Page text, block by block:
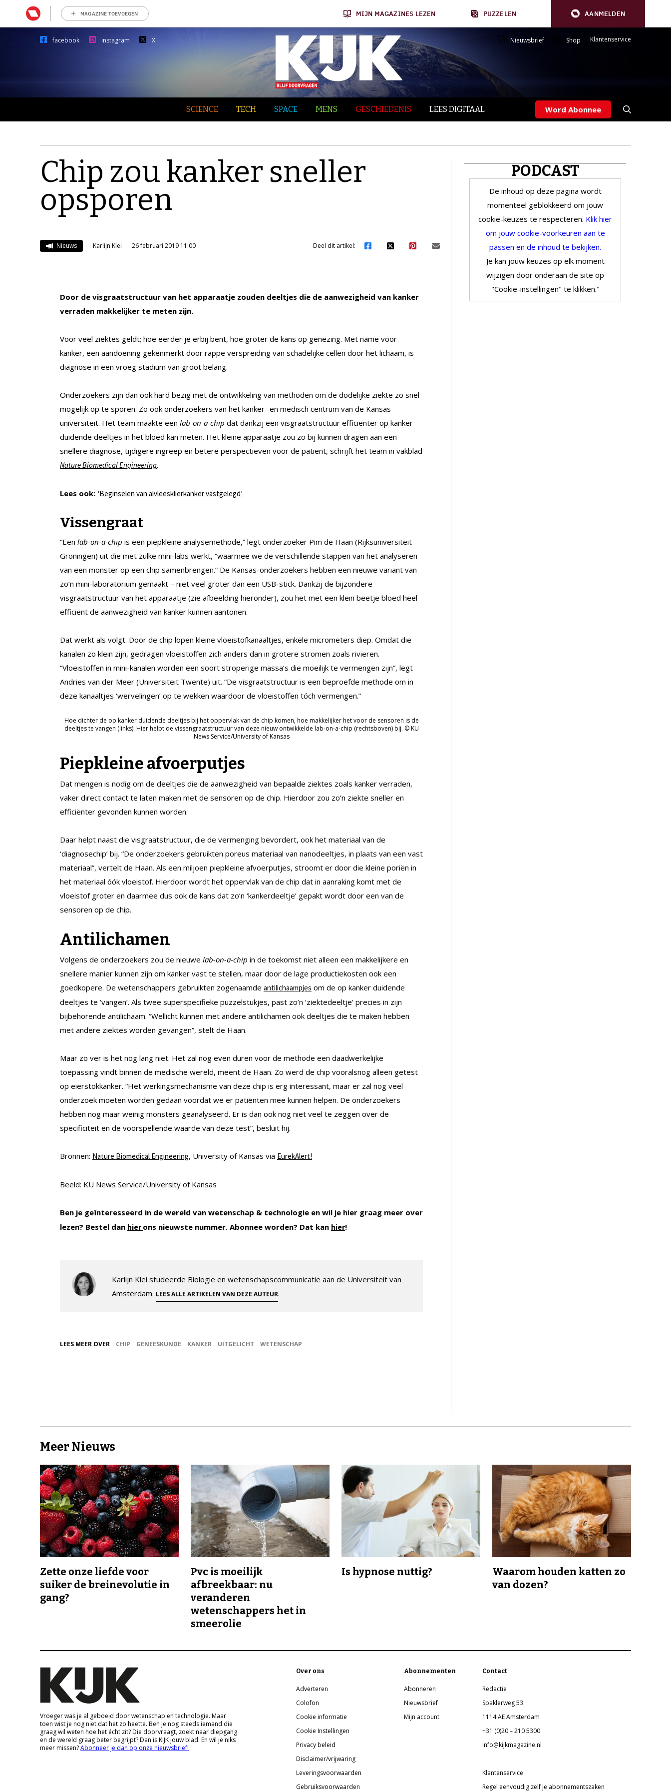
MAGAZINE TOEVOEGEN MIJN MAGAZINES LEZEN PUZZELEN AANMELDEN
facebook instagram X Nieuwsbrief Shop Klantenservice
SCIENCE TECH SPACE MENS GESCHIEDENIS LEES DIGITAAL Word Abonnee
Chip zou kanker sneller
opsporen
Nieuws Karlijn Klei 26 februari 2019 11:00 Deel dit artikel:
Door de visgraatstructuur van het apparaatje zouden deeltjes die de aanwezigheid van kanker
verraden makkelijker te meten zijn.
Voor veel ziektes geldt; hoe eerder je erbij bent, hoe groter de kans op genezing. Met name voor
kanker, een aandoening gekenmerkt door rappe verspreiding van schadelijke cellen door het lichaam, is
diagnose in een vroeg stadium van groot belang.
Onderzoekers zijn dan ook hard bezig met de ontwikkeling van methoden om de dodelijke ziekte zo snel
mogelijk op te sporen. Zo ook onderzoekers van het kanker- en medisch centrum van de Kansas-
universiteit. Het team maakte een lab-on-a-chip dat dankzij een visgraatstructuur efficiënter op kanker
duidende deeltjes in het bloed kan meten. Het kleine apparaatje zou zo bij kunnen dragen aan een
snellere diagnose, tijdigere ingreep en betere perspectieven voor de patiënt, schrijft het team in vakblad
Nature Biomedical Engineering.
Lees ook: ‘Beginselen van alvleesklierkanker vastgelegd’
Vissengraat
“Een lab-on-a-chip is een piepkleine analysemethode,” legt onderzoeker Pim de Haan (Rijksuniversiteit
Groningen) uit die met zulke mini-labs werkt, “waarmee we de verschillende stappen van het analyseren
van een monster op een chip samenbrengen.” De Kansas-onderzoekers hebben een nieuwe variant van
zo’n mini-laboratorium gemaakt – niet veel groter dan een USB-stick. Dankzij de bijzondere
visgraatstructuur van het apparaatje (zie afbeelding hieronder), zou het met een klein beetje bloed heel
efficiënt de aanwezigheid van kanker kunnen aantonen.
Dat werkt als volgt. Door de chip lopen kleine vloeistofkanaaltjes, enkele micrometers diep. Omdat die
kanalen zo klein zijn, gedragen vloeistoffen zich anders dan in grotere stromen zoals rivieren.
“Vloeistoffen in mini-kanalen worden een soort stroperige massa’s die moeilijk te vermengen zijn”, legt
Andries van der Meer (Universiteit Twente) uit. “De visgraatstructuur is een beproefde methode om in
deze kanaaltjes ‘wervelingen’ op te wekken waardoor de vloeistoffen tóch vermengen.”
Hoe dichter de op kanker duidende deeltjes bij het oppervlak van de chip komen, hoe makkelijker het voor de sensoren is de
deeltjes te vangen (links). Hier helpt de vissengraatstructuur van deze nieuw ontwikkelde lab-on-a-chip (rechtsboven) bij. © KU
News Service/University of Kansas
Piepkleine afvoerputjes
Dat mengen is nodig om de deeltjes die de aanwezigheid van bepaalde ziektes zoals kanker verraden,
vaker direct contact te laten maken met de sensoren op de chip. Hierdoor zou zo’n ziekte sneller en
efficiënter gevonden kunnen worden.
Daar helpt naast die visgraatstructuur, die de vermenging bevordert, ook het materiaal van de
‘diagnosechip’ bij. “De onderzoekers gebruikten poreus materiaal van nanodeeltjes, in plaats van een vast
materiaal”, vertelt de Haan. Als een miljoen piepkleine afvoerputjes, stroomt er door die kleine poriën in
het materiaal óók vloeistof. Hierdoor wordt het oppervlak van de chip dat in aanraking komt met de
vloeistof groter en daarmee dus ook de kans dat zo’n ‘kankerdeeltje’ gepakt wordt door een van de
sensoren op de chip.
Antilichamen
Volgens de onderzoekers zou de nieuwe lab-on-a-chip in de toekomst niet alleen een makkelijkere en
snellere manier kunnen zijn om kanker vast te stellen, maar door de lage productiekosten ook een
goedkopere. De wetenschappers gebruikten zogenaamde antilichaampjes om de op kanker duidende
deeltjes te ‘vangen’. Als twee superspecifieke puzzelstukjes, past zo’n ‘ziektedeeltje’ precies in zijn
bijbehorende antilichaam. “Wellicht kunnen met andere antilichamen ook deeltjes die te maken hebben
met andere ziektes worden gevangen”, stelt de Haan.
Maar zo ver is het nog lang niet. Het zal nog even duren voor de methode een daadwerkelijke
toepassing vindt binnen de medische wereld, meent de Haan. Zo werd de chip vooralsnog alleen getest
op eierstokkanker. “Het werkingsmechanisme van deze chip is erg interessant, maar er zal nog veel
onderzoek moeten worden gedaan voordat we er patiënten mee kunnen helpen. De onderzoekers
hebben nog maar weinig monsters geanalyseerd. Er is dan ook nog niet veel te zeggen over de
specificiteit en de voorspellende waarde van deze test”, besluit hij.
Bronnen: Nature Biomedical Engineering, University of Kansas via EurekAlert!
Beeld: KU News Service/University of Kansas
Ben je geïnteresseerd in de wereld van wetenschap & technologie en wil je hier graag meer over
lezen? Bestel dan hier ons nieuwste nummer. Abonnee worden? Dat kan hier!
Karlijn Klei studeerde Biologie en wetenschapscommunicatie aan de Universiteit van
Amsterdam. LEES ALLE ARTIKELEN VAN DEZE AUTEUR.
LEES MEER OVER CHIP GENEESKUNDE KANKER UITGELICHT WETENSCHAP
PODCAST
De inhoud op deze pagina wordt
momenteel geblokkeerd om jouw
cookie-keuzes te respecteren. Klik hier
om jouw cookie-voorkeuren aan te
passen en de inhoud te bekijken.
Je kan jouw keuzes op elk moment
wijzigen door onderaan de site op
"Cookie-instellingen" te klikken."
Meer Nieuws
Zette onze liefde voor
suiker de breinevolutie in
gang?
Pvc is moeilijk
afbreekbaar: nu
veranderen
wetenschappers het in
smeerolie
Is hypnose nuttig?
Waarom houden katten zo
van dozen?
Vroeger was je al geboeid door wetenschap en technologie. Maar
toen wist je nog niet dat het zo heette. Ben je nog steeds iemand die
graag wil weten hoe het écht zit? Die doorvraagt, zoekt naar diepgang
en de wereld graag beter begrijpt? Dan is KIJK jouw blad. En wil je niks
meer missen?Abonneer je dan op onze nieuwsbrief!
Over ons
Adverteren
Colofon
Cookie informatie
Cookie Instellingen
Privacy beleid
Disclaimer/vrijwaring
Leveringsvoorwaarden
Gebruiksvoorwaarden
Abonnementen
Abonneren
Nieuwsbrief
Mijn account
Contact
Redactie
Spaklerweg 53
1114 AE Amsterdam
+31 (0)20 – 210 5300
info@kijkmagazine.nl
Klantenservice
Regel eenvoudig zelf je abonnementszaken